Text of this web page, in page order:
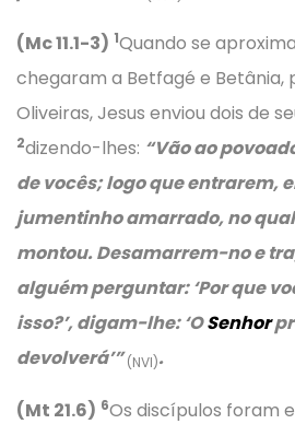
(Mc 11.1-3) 1Quando se
chegaram a Betfagé e Betânia,
Oliveiras, Jesus enviou dois de
2dizendo-lhes: “Vão ao
de vocês; logo que entrarem,
jumentinho amarrado, no
montou. Desamarrem-no e
alguém perguntar:‘Por que
isso?’, digam-lhe:‘OSenhor
devolverá’”(NVI).
(Mt 21.6) 6Os discípulos foram